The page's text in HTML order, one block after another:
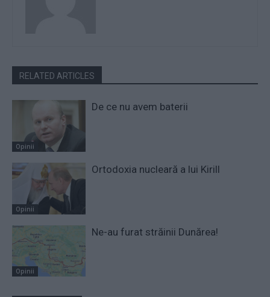
RELATED ARTICLES
Opinii
De ce nu avem baterii
Opinii
Ortodoxia nucleară a lui Kirill
Opinii
Ne-au furat străinii Dunărea!